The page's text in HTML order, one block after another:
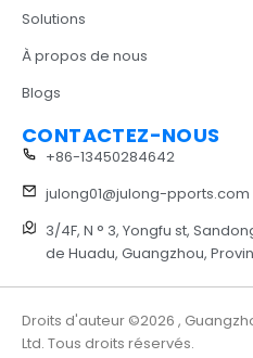
Solutions
À propos de nous
Blogs
CONTACTEZ-NOUS
+86-13450284642
julong01@julong-pports.com
3/4F, N ° 3, Yongfu st,
de Huadu, Guangzhou,
Droits d'auteur ©2026 ,
Ltd. Tous droits réservés.